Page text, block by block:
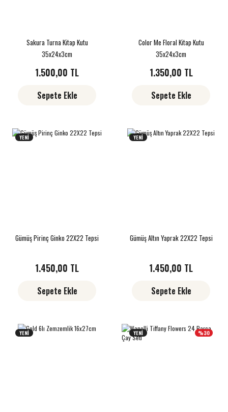
Sakura Turna Kitap Kutu
35x24x3cm
1.500,00 TL
Sepete Ekle
Color Me Floral Kitap Kutu
35x24x3cm
1.350,00 TL
Sepete Ekle
YENİ
Gümüş Pirinç Ginko 22X22 Tepsi
1.450,00 TL
Sepete Ekle
YENİ
Gümüş Altın Yaprak 22X22 Tepsi
1.450,00 TL
Sepete Ekle
YENİ %30
YENİ